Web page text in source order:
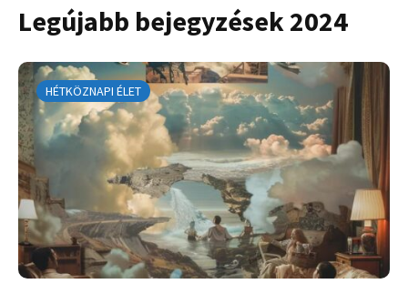
Legújabb bejegyzések 2024
HÉTKÖZNAPI ÉLET